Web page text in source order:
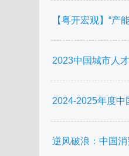
【粤开宏观】“产
2023中国城市人
2024-2025年度中
逆风破浪：中国